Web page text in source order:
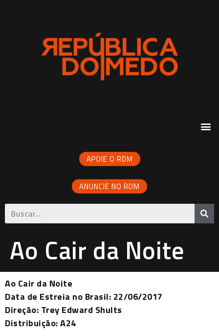
APOIE O RDM
ANUNCIE NO RDM
Ao Cair da Noite
Ao Cair da Noite
Data de Estreia no Brasil: 22/06/2017
Direção: Trey Edward Shults
Distribuição: A24